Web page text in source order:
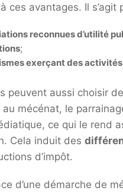
ces avantages. Il s’agit
reconnues d’utilité
;
exerçant des
peuvent aussi choisir
mécénat, le
ce qui le rend
Cela induit des
d’impôt.
d’une démarche de